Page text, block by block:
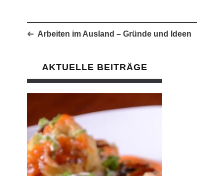
Arbeiten im Ausland – Gründe und Ideen
AKTUELLE BEITRÄGE